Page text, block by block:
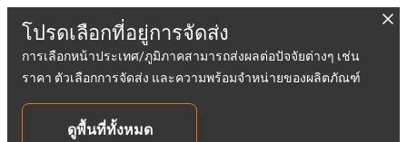
โปรดเลือกที่อยู่การจัดส่ง
การเลือกหน้าประเทศ/ภูมิภาคสามารถส่งผลต่อปัจจัยต่างๆ เช่น
ราคา ตัวเลือกการจัดส่ง และความพร้อมจำหน่ายของผลิตภัณฑ์
ดูพื้นที่ทั้งหมด